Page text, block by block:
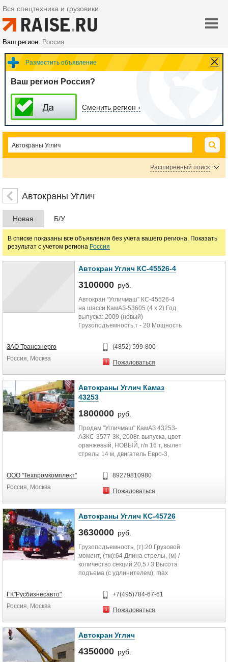
Вся спецтехника и грузовики
Ваш регион: Россия
Разместить объявление
Ваш регион Россия?
Сменить регион ›
Расширенный поиск
Цена
руб.
Автокраны Углич
Новая Б/У
В списке показаны все объявления без учета вашего региона. Показать
результат с учетом региона Россия
Автокран Углич КС-45526-4
3100000 руб.
Автокран “Угличмаш” КС-45526-4
на шасси КамАЗ-53605 (4 х 2) Год
выпуска: 2009 (новый)
Грузоподъемность,т - 20 Мощность
ЗАО Трансэнерго
Россия, Москва
(4852) 599-800
Пожаловаться
Автокраны Углич Камаз
43253
1800000 руб.
Продам "Угличмаш" КамАЗ 43253-
АЗКС-3577-3К, 2008г. выпуска, цвет
оранжевый, НОВЫЙ, г/п 16 т, вылет
стрелы 14 м, двигатель Евро-3,
ООО "Техпромкомплект"
Россия, Москва
89279810980
Пожаловаться
Автокраны Углич КС-45726
3630000 руб.
Грузоподъемность, (т):20 Грузовой
момент, (тм):64 Длина стрелы, (м) /
количество секций:20,5 / 3 Высота
подъема (с удлинителем), max
ГК"Русбизнесавто"
Россия, Москва
+7(495)784-67-61
Пожаловаться
Автокран Углич
4350000 руб.